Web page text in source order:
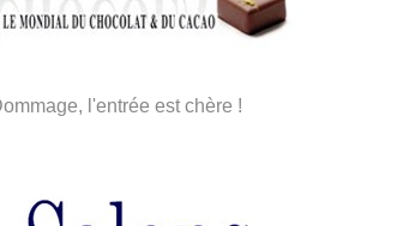
l'entrée est chère !